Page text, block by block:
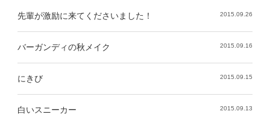
先輩が激励に来てくださいました！ 2015.09.26
バーガンディの秋メイク 2015.09.16
にきび 2015.09.15
白いスニーカー 2015.09.13